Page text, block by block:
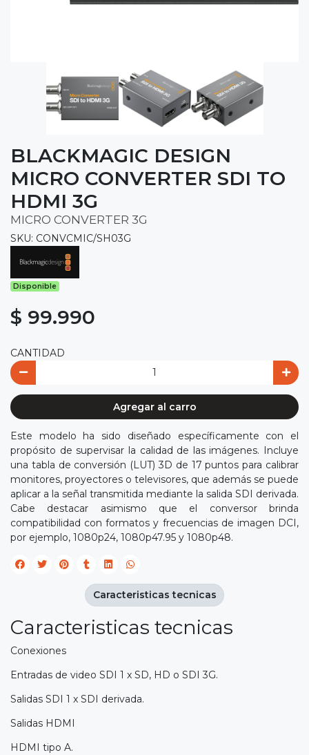
BLACKMAGIC DESIGN
MICRO CONVERTER SDI TO
HDMI 3G
MICRO CONVERTER 3G
SKU: CONVCMIC/SH03G
Disponible
$ 99.990
CANTIDAD
Agregar al carro
Este modelo ha sido diseñado específicamente con el
propósito de supervisar la calidad de las imágenes. Incluye
una tabla de conversión (LUT) 3D de 17 puntos para calibrar
monitores, proyectores o televisores, que además se puede
aplicar a la señal transmitida mediante la salida SDI derivada.
Cabe destacar asimismo que el conversor brinda
compatibilidad con formatos y frecuencias de imagen DCI,
por ejemplo, 1080p24, 1080p47.95 y 1080p48.
Caracteristicas tecnicas
Conexiones
Entradas de video SDI 1 x SD, HD o SDI 3G.
Salidas SDI 1 x SDI derivada.
Salidas HDMI
HDMI tipo A.
Caracteristicas tecnicas